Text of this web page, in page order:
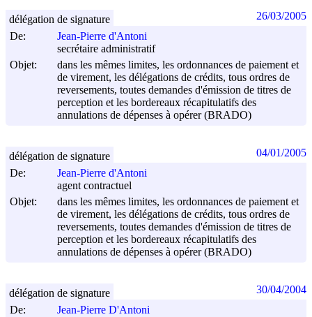
De:
Jean-Pierre d'Antoni
secrétaire administratif
Objet:
dans les mêmes limites, les ordonnances de paiement et
de virement, les délégations de crédits, tous ordres de
reversements, toutes demandes d'émission de titres de
perception et les bordereaux récapitulatifs des
annulations de dépenses à opérer (BRADO)
délégation de signature 26/03/2005
De:
Jean-Pierre d'Antoni
agent contractuel
Objet:
dans les mêmes limites, les ordonnances de paiement et
de virement, les délégations de crédits, tous ordres de
reversements, toutes demandes d'émission de titres de
perception et les bordereaux récapitulatifs des
annulations de dépenses à opérer (BRADO)
délégation de signature 04/01/2005
De:
Jean-Pierre D'Antoni
délégation de signature 30/04/2004